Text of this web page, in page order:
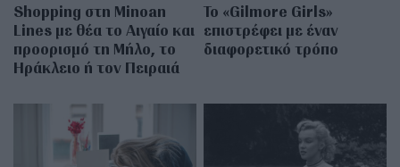
Shopping στη Minoan
Lines με θέα το Αιγαίο και
προορισμό τη Μήλο, το
Ηράκλειο ή τον Πειραιά
Το «Gilmore Girls»
επιστρέφει με έναν
διαφορετικό τρόπο